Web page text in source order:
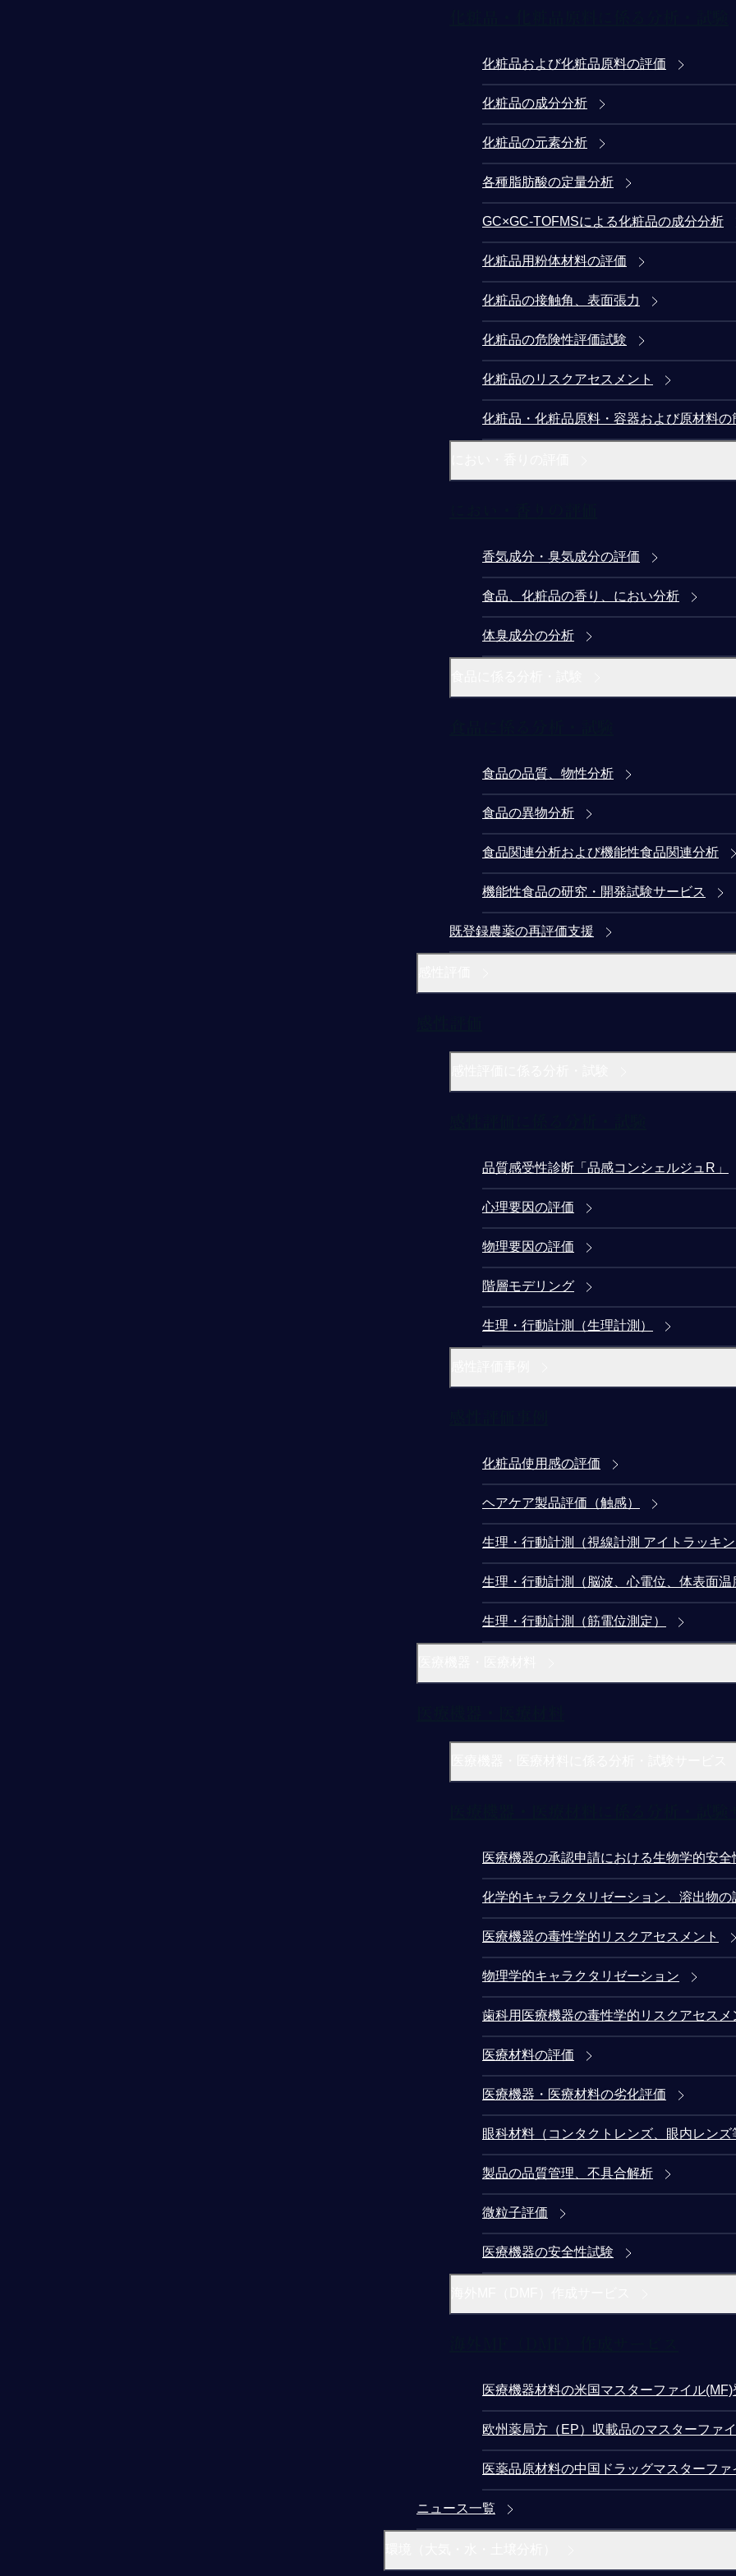
化粧品および化粧品原料の評価
化粧品の成分分析
化粧品の元素分析
各種脂肪酸の定量分析
GC×GC-TOFMSによる化粧品の成分分析
化粧品用粉体材料の評価
化粧品の接触角、表面張力
化粧品の危険性評価試験
化粧品のリスクアセスメント
化粧品・化粧品原料・容器および原材料の
香気成分・臭気成分の評価
食品、化粧品の香り、におい分析
体臭成分の分析
食品の品質、物性分析
食品の異物分析
食品関連分析および機能性食品関連分析
機能性食品の研究・開発試験サービス
既登録農薬の再評価支援
品質感受性診断「品感コンシェルジュR」
心理要因の評価
物理要因の評価
階層モデリング
生理・行動計測（生理計測）
化粧品使用感の評価
ヘアケア製品評価（触感）
生理・行動計測（視線計測 アイトラッキン
生理・行動計測（脳波、心電位、体表面温
生理・行動計測（筋電位測定）
医療機器の承認申請における生物学的安全
化学的キャラクタリゼーション、溶出物の
医療機器の毒性学的リスクアセスメント
物理学的キャラクタリゼーション
歯科用医療機器の毒性学的リスクアセスメ
医療材料の評価
医療機器・医療材料の劣化評価
眼科材料（コンタクトレンズ、眼内レンズ
製品の品質管理、不具合解析
微粒子評価
医療機器の安全性試験
医療機器材料の米国マスターファイル
欧州薬局方（EP）収載品のマスターファ
医薬品原材料の中国ドラッグマスターフ
ニュース一覧